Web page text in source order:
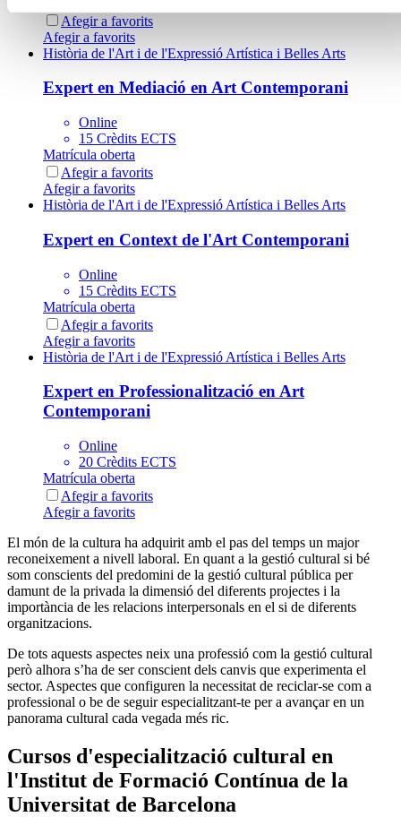
Afegir a favorits
Afegir a favorits
Història de l'Art i de l'Expressió Artística i Belles Arts
Expert en Mediació en Art Contemporani
Online
15 Crèdits ECTS
Matrícula oberta
Afegir a favorits
Afegir a favorits
Història de l'Art i de l'Expressió Artística i Belles Arts
Expert en Context de l'Art Contemporani
Online
15 Crèdits ECTS
Matrícula oberta
Afegir a favorits
Afegir a favorits
Història de l'Art i de l'Expressió Artística i Belles Arts
Expert en Professionalització en Art
Contemporani
Online
20 Crèdits ECTS
Matrícula oberta
Afegir a favorits
Afegir a favorits
El món de la cultura ha adquirit amb el pas del temps un major
reconeixement a nivell laboral. En quant a la gestió cultural si bé
som conscients del predomini de la gestió cultural pública per
damunt de la privada la dimensió del diferents projectes i la
importància de les relacions interpersonals en el si de diferents
organitzacions.
De tots aquests aspectes neix una professió com la gestió cultural
però alhora s’ha de ser conscient dels canvis que experimenta el
sector. Aspectes que configuren la necessitat de reciclar-se com a
professional o be de seguir especialitzant-te per a avançar en un
panorama cultural cada vegada més ric.
Cursos d'especialització cultural en
l'Institut de Formació Contínua de la
Universitat de Barcelona